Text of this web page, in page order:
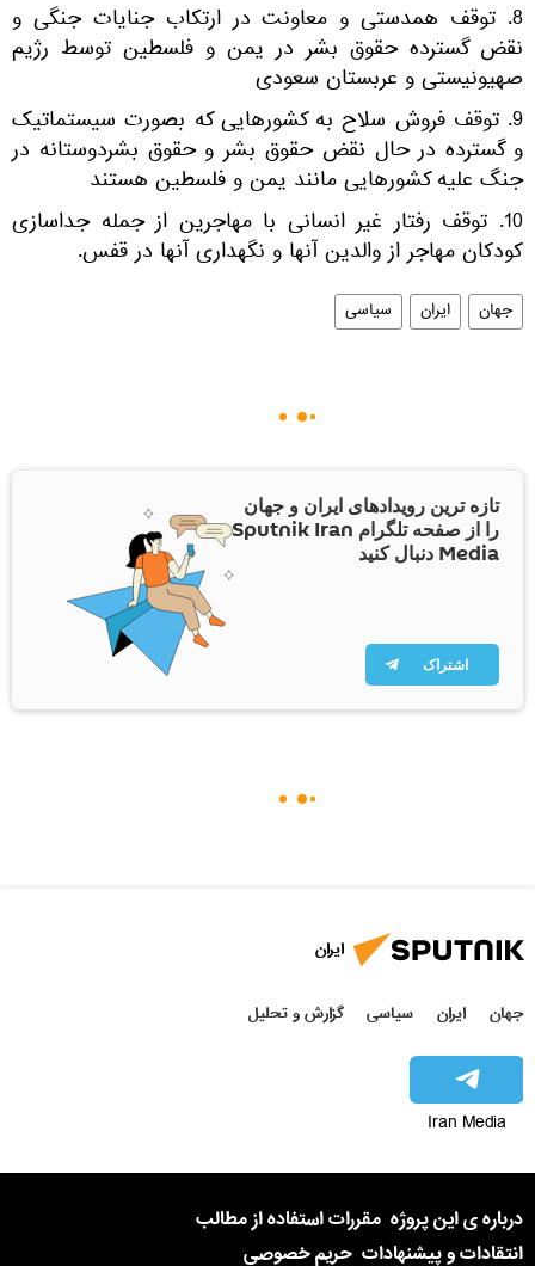
8. توقف همدستی و معاونت در ارتکاب جنایات جنگی و
نقض گسترده حقوق بشر در یمن و فلسطین توسط رژیم
صهیونیستی و عربستان سعودی
9. توقف فروش سلاح به کشورهایی که بصورت سیستماتیک
و گسترده در حال نقض حقوق بشر و حقوق بشردوستانه در
جنگ علیه کشورهایی مانند یمن و فلسطین هستند
10. توقف رفتار غیر انسانی با مهاجرین از جمله جداسازی
کودکان مهاجر از والدین آنها و نگهداری آنها در قفس.
جهان ایران سیاسی
تازه ترین رویدادهای ایران و جهان
را از صفحه تلگرام Sputnik Iran
Media دنبال کنید
اشتراک
ایران
جهان ایران سیاسی گزارش و تحلیل
Iran Media
درباره ی این پروژه مقررات استفاده از مطالب
انتقادات و پیشنهادات حریم خصوصی